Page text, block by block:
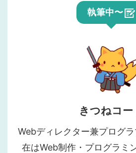
執筆中〜
きつねコー
Webディレクター兼プログ
在はWeb制作・プログラミ